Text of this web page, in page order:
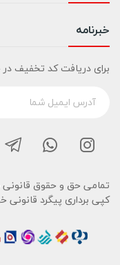
خبرنامه
برای دریافت کد تخفیف
تمامی حق و حقوق
کپی برداری پیگرد قانونی